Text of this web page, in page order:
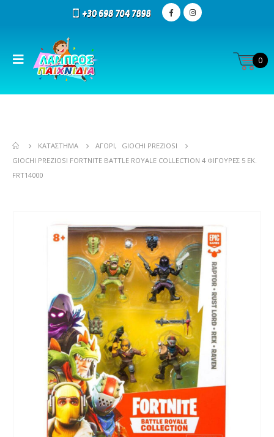
0
ΚΑΤΆΣΤΗΜΑ ΑΓΌΡΙ,
GIOCHI PREZIOSI
GIOCHI PREZIOSI FORTNITE BATTLE ROYALE COLLECTION 4 ΦΙΓΟΎΡΕΣ 5 ΕΚ.
FRT14000